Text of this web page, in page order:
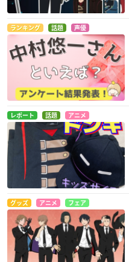
ランキング 話題 声優
レポート 話題 アニメ
グッズ アニメ フェア